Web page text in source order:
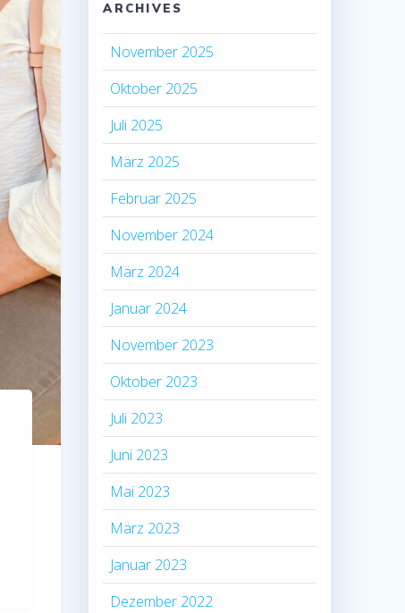
ARCHIVES
November 2025
Oktober 2025
Juli 2025
März 2025
Februar 2025
November 2024
März 2024
Januar 2024
November 2023
Oktober 2023
Juli 2023
Juni 2023
Mai 2023
März 2023
Januar 2023
Dezember 2022